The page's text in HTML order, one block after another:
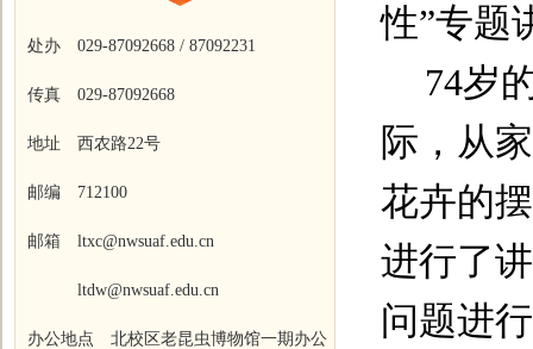
处办 029-87092668 / 87092231
传真 029-87092668
地址 西农路22号
邮编 712100
邮箱 ltxc@nwsuaf.edu.cn
ltdw@nwsuaf.edu.cn
办公地点 北校区老昆虫博物馆一期办公
性”专题
74岁
际，从
花卉的
进行了
问题进